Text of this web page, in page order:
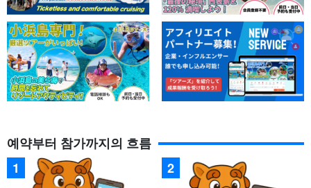
예약부터 참가까지의 흐름